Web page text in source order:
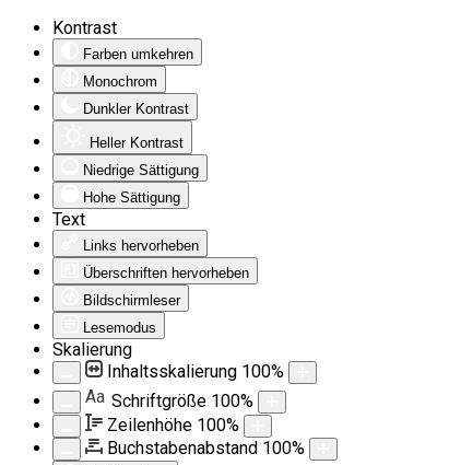
Kontrast
Farben umkehren
Monochrom
Dunkler Kontrast
Heller Kontrast
Niedrige Sättigung
Hohe Sättigung
Text
Links hervorheben
Überschriften hervorheben
Bildschirmleser
Lesemodus
Skalierung
Inhaltsskalierung 100%
Aa Schriftgröße 100%
Zeilenhöhe 100%
Buchstabenabstand 100%